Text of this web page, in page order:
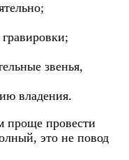
звенья,
владения.
проще провести
это не повод